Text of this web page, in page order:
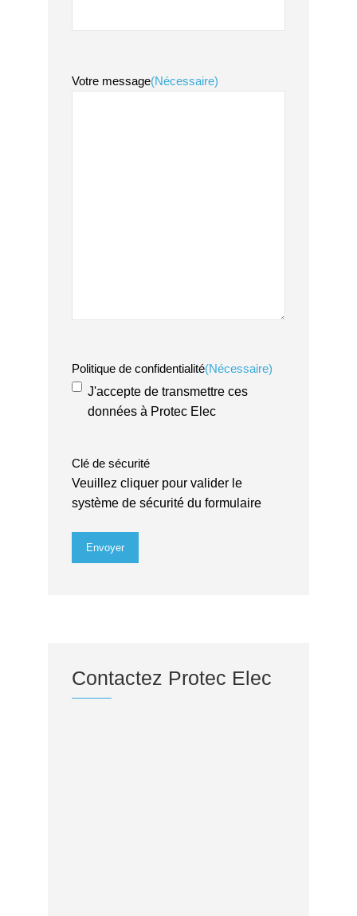
Votre message(Nécessaire)
Politique de confidentialité(Nécessaire)
J'accepte de transmettre ces
données à Protec Elec
Clé de sécurité
Veuillez cliquer pour valider le
système de sécurité du formulaire
Contactez Protec Elec